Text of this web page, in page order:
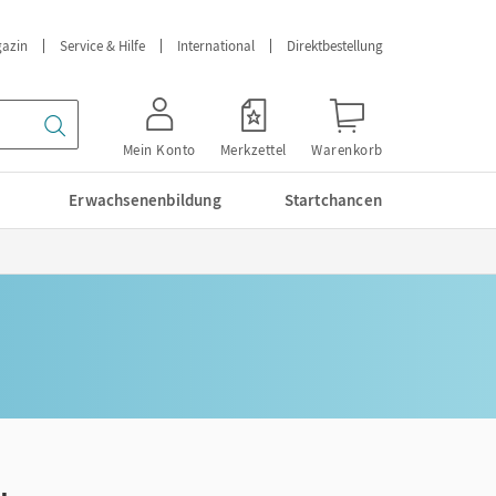
Service & Hilfe International Direktbestellung
Mein Konto Merkzettel Warenkorb
Erwachsenenbildung Startchancen